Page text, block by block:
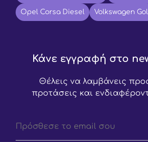
Opel Corsa Diesel Volkswagen
Κάνε εγγραφή στο
Θέλεις να λαμβάνεις
προτάσεις και